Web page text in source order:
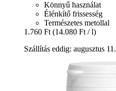
Könnyű használat
Élénkítő frissesség
Természetes metollal
1.760 Ft (14.080 Ft / l)
Szállítás eddig: augusztus 11.